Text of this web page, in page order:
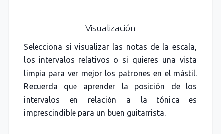
Visualización
Selecciona si visualizar las notas de la escala,
los intervalos relativos o si quieres una vista
limpia para ver mejor los patrones en el mástil.
Recuerda que aprender la posición de los
intervalos en relación a la tónica es
imprescindible para un buen guitarrista.